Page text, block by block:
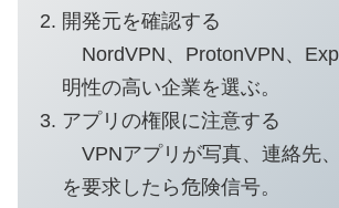
開発元を確認する
NordVPN、ProtonVPN、
明性の高い企業を選ぶ。
アプリの権限に注意する
VPNアプリが写真、連絡先
を要求したら危険信号。